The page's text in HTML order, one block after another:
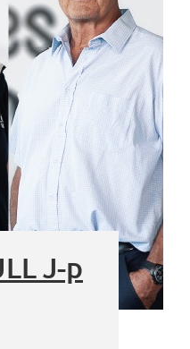
J-p